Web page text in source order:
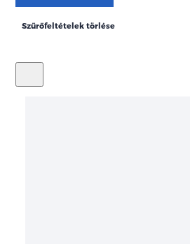
Szűrőfeltételek törlése